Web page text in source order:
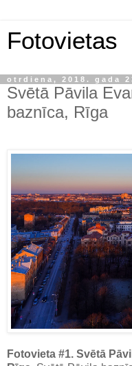
Fotovietas
otrdiena, 2018. gada
Svētā Pāvila
baznīca, Rīga
Fotovieta #1. Svētā